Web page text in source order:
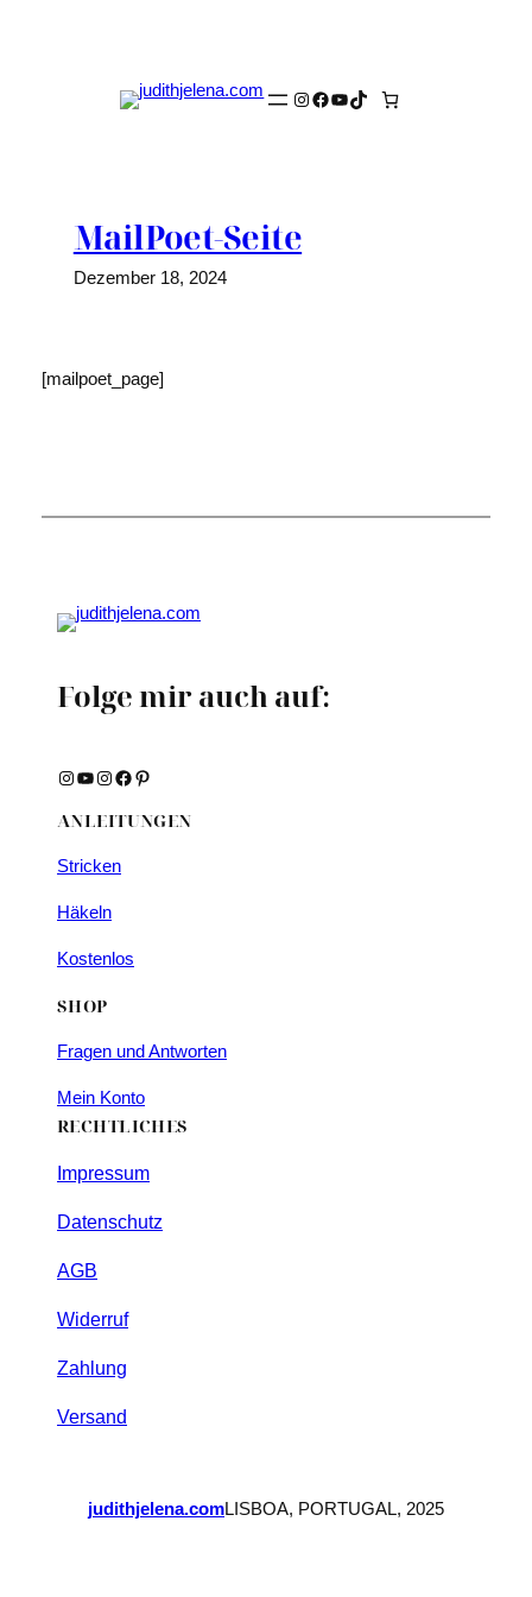
Instagram
Facebook
YouTube
TikTok
MailPoet-Seite
Dezember 18, 2024
[mailpoet_page]
Folge mir auch auf:
Instagram YouTube Instagram Facebook Pinterest
ANLEITUNGEN
Stricken
Häkeln
Kostenlos
SHOP
Fragen und Antworten
Mein Konto
RECHTLICHES
Impressum
Datenschutz
AGB
Widerruf
Zahlung
Versand
judithjelena.comLISBOA, PORTUGAL, 2025